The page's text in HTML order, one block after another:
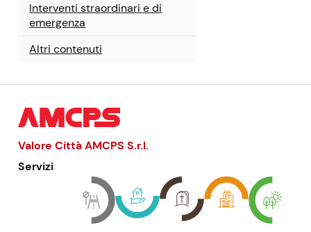
Interventi straordinari e di
emergenza
Altri contenuti
Valore Città AMCPSS.r.l.
Servizi